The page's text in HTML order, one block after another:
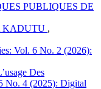
PUBLIQUES DE
KADUTU ,
Vol. 6 No. 2 (2026):
Des
No. 4 (2025): Digital